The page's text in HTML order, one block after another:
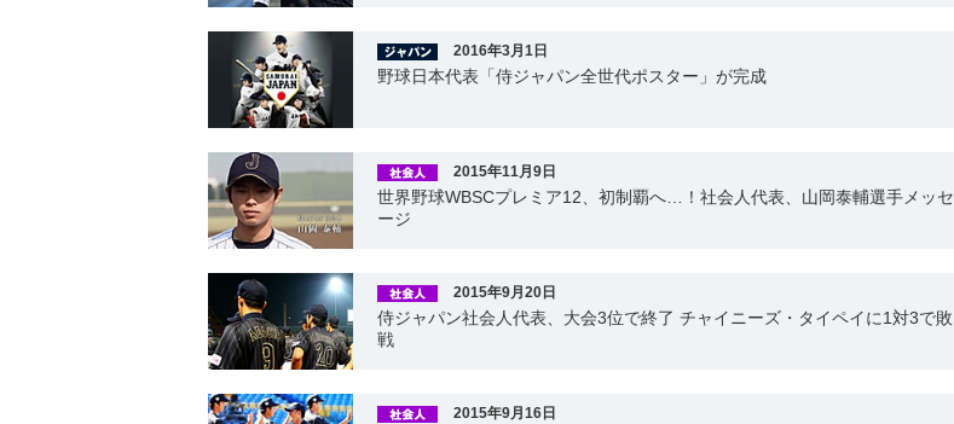
2016年3月1日
野球日本代表「侍ジャパン全世代ポスター」が完成
2015年11月9日
世界野球WBSCプレミア12、初制覇へ…！社会人代表、山岡泰輔選手メッセ
ージ
2015年9月20日
侍ジャパン社会人代表、大会3位で終了 チャイニーズ・タイペイに1対3で敗
戦
2015年9月16日